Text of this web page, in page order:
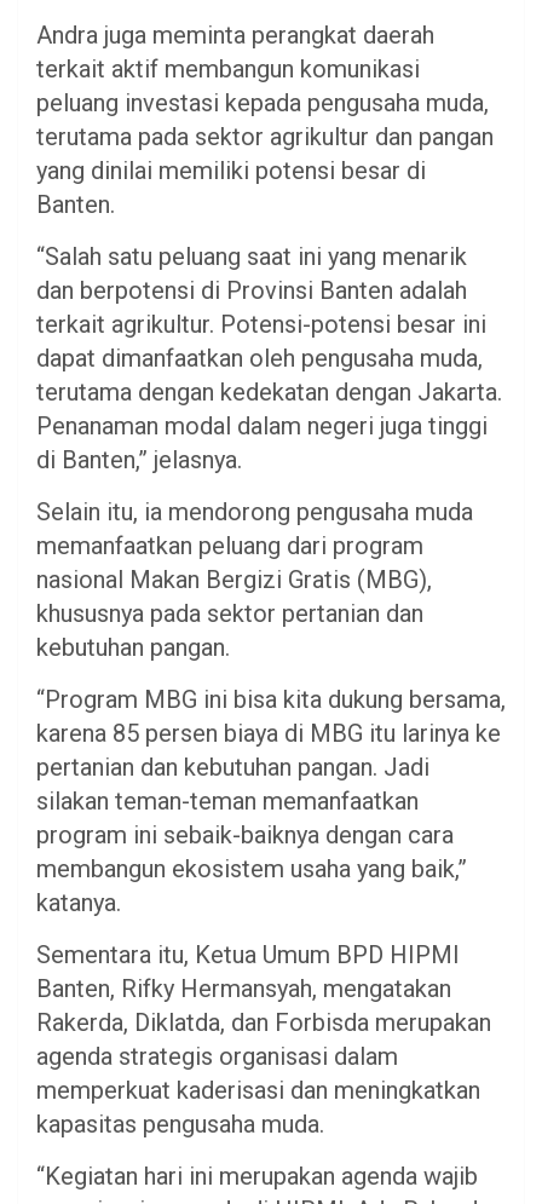
Andra juga meminta perangkat daerah
terkait aktif membangun komunikasi
peluang investasi kepada pengusaha muda,
terutama pada sektor agrikultur dan pangan
yang dinilai memiliki potensi besar di
Banten.
“Salah satu peluang saat ini yang menarik
dan berpotensi di Provinsi Banten adalah
terkait agrikultur. Potensi-potensi besar ini
dapat dimanfaatkan oleh pengusaha muda,
terutama dengan kedekatan dengan Jakarta.
Penanaman modal dalam negeri juga tinggi
di Banten,” jelasnya.
Selain itu, ia mendorong pengusaha muda
memanfaatkan peluang dari program
nasional Makan Bergizi Gratis (MBG),
khususnya pada sektor pertanian dan
kebutuhan pangan.
“Program MBG ini bisa kita dukung bersama,
karena 85 persen biaya di MBG itu larinya ke
pertanian dan kebutuhan pangan. Jadi
silakan teman-teman memanfaatkan
program ini sebaik-baiknya dengan cara
membangun ekosistem usaha yang baik,”
katanya.
Sementara itu, Ketua Umum BPD HIPMI
Banten, Rifky Hermansyah, mengatakan
Rakerda, Diklatda, dan Forbisda merupakan
agenda strategis organisasi dalam
memperkuat kaderisasi dan meningkatkan
kapasitas pengusaha muda.
“Kegiatan hari ini merupakan agenda wajib